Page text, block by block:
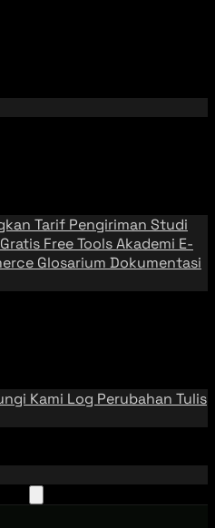
Tarif Pengiriman Studi
Free ToolsAkademi E-
Glosarium Dokumentasi
Kami Log Perubahan Tulis